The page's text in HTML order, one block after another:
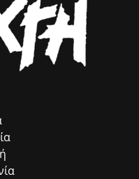
επιβαρύνει ούτε με ένα
θερμές μου ευχαριστίες
για τον
την Προϊσταμένη της κα Σία
μου για θέματα
μεταφορά των αναγκών από
για όλους τους